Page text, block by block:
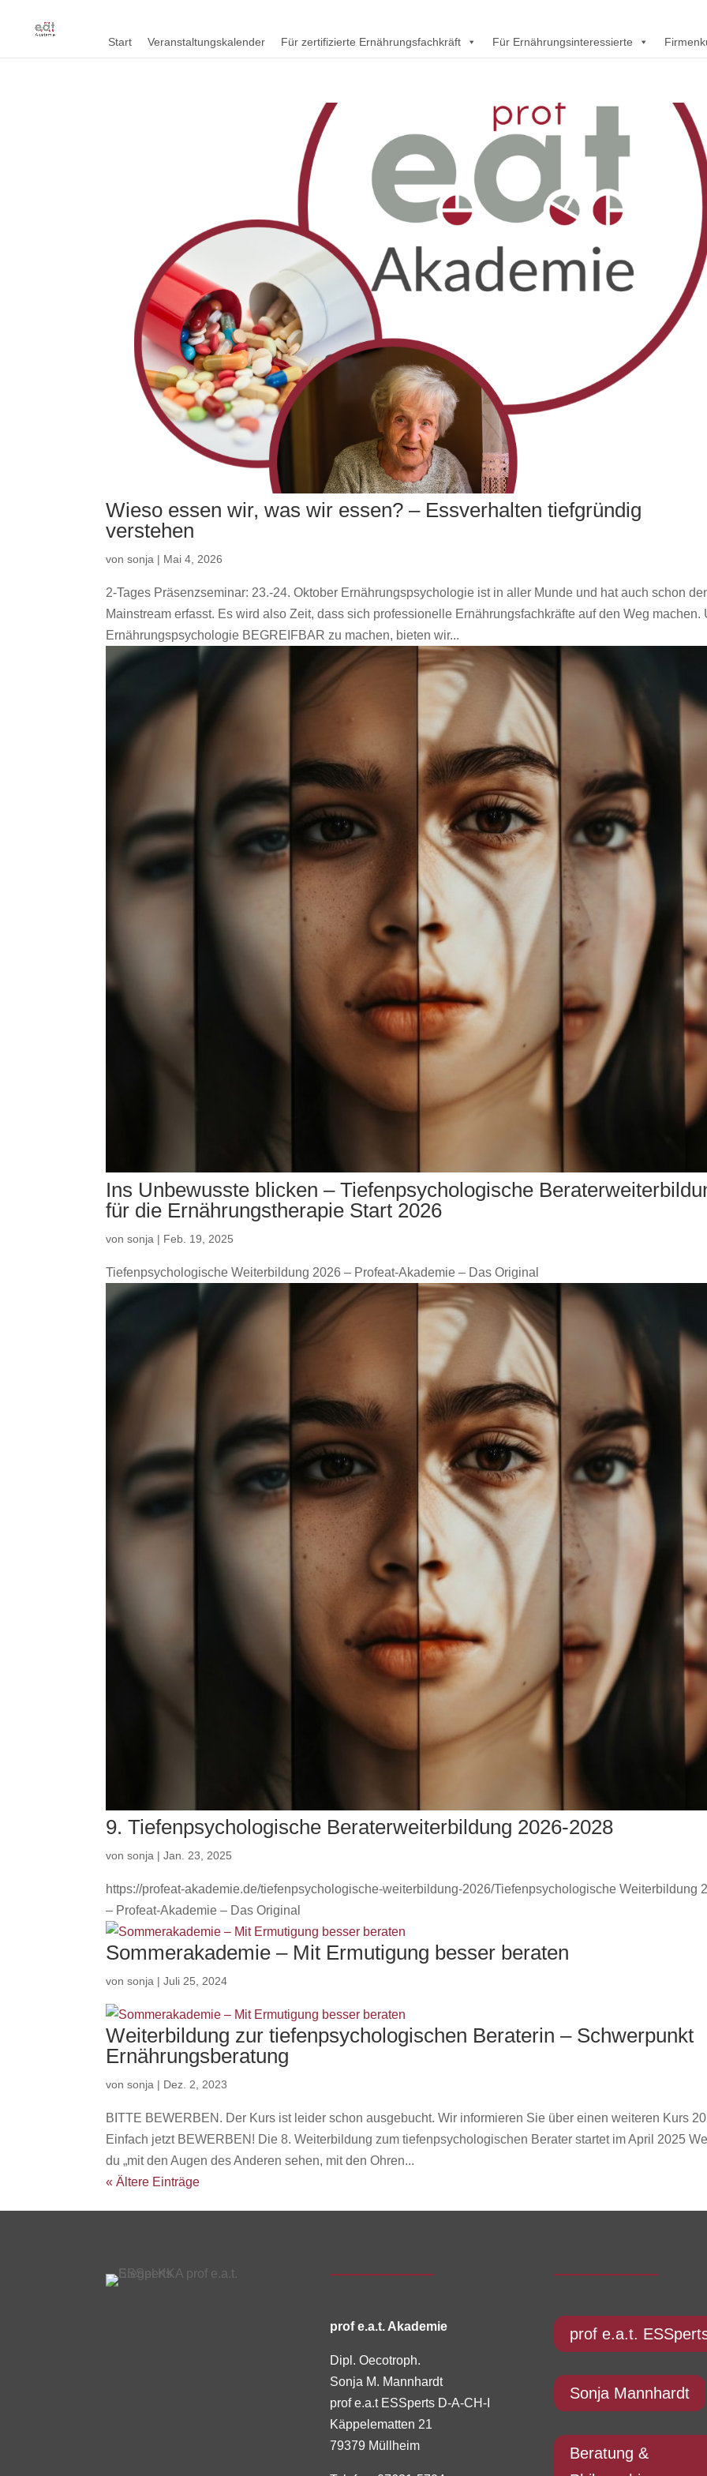
Start Veranstaltungskalender Für zertifizierte Ernährungsfachkräft Für Ernährungsinteressierte
Wieso essen wir, was wir essen? – Essverhalten tiefgründig
verstehen
vonsonja | Mai 4, 2026
2-Tages Präsenzseminar: 23.-24. Oktober Ernährungspsychologie ist in aller Munde und hat auch schon
Mainstream erfasst. Es wird also Zeit, dass sich professionelle Ernährungsfachkräfte auf den Weg machen.
Ernährungspsychologie BEGREIFBAR zu machen, bieten wir...
Ins Unbewusste blicken – Tiefenpsychologische
für die Ernährungstherapie Start 2026
vonsonja | Feb. 19, 2025
Tiefenpsychologische Weiterbildung 2026 – Profeat-Akademie – Das Original
9. Tiefenpsychologische Beraterweiterbildung 2026-2028
vonsonja |Jan. 23, 2025
https://profeat-akademie.de/tiefenpsychologische-weiterbildung-2026/Tiefenpsychologische Weiterbildung
– Profeat-Akademie – Das Original
Sommerakademie – Mit Ermutigung besser beraten
vonsonja |Juli 25, 2024
Weiterbildung zur tiefenpsychologischen Beraterin – Schwerpunkt
Ernährungsberatung
vonsonja | Dez. 2, 2023
BITTE BEWERBEN. Der Kurs ist leider schon ausgebucht. Wir informieren Sie über einen weiteren Kurs
Einfach jetzt BEWERBEN! Die 8. Weiterbildung zum tiefenpsychologischen Berater startet im April 2025
du „mit den Augen des Anderen sehen, mit den Ohren...
« Ältere Einträge
prof e.a.t. Akademie
Dipl. Oecotroph.
Sonja M. Mannhardt
prof e.a.t ESSperts D-A-CH-I
Käppelematten 21
79379 Müllheim
prof e.a.t.
Sonja Mannhardt
Beratung &